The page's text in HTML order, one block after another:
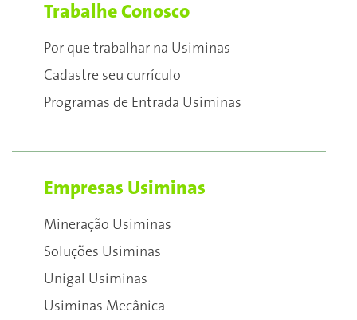
Trabalhe Conosco
Por que trabalhar na Usiminas
Cadastre seu currículo
Programas de Entrada Usiminas
Empresas Usiminas
Mineração Usiminas
Soluções Usiminas
Unigal Usiminas
Usiminas Mecânica